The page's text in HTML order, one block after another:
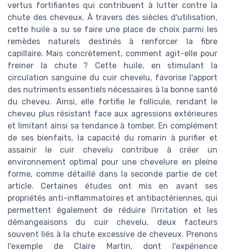
vertus fortifiantes qui contribuent à lutter contre la
chute des cheveux. À travers des siècles d'utilisation,
cette huile a su se faire une place de choix parmi les
remèdes naturels destinés à renforcer la fibre
capillaire. Mais concrètement, comment agit-elle pour
freiner la chute ? Cette huile, en stimulant la
circulation sanguine du cuir chevelu, favorise l'apport
des nutriments essentiels nécessaires à la bonne santé
du cheveu. Ainsi, elle fortifie le follicule, rendant le
cheveu plus résistant face aux agressions extérieures
et limitant ainsi sa tendance à tomber. En complément
de ses bienfaits, la capacité du romarin à purifier et
assainir le cuir chevelu contribue à créer un
environnement optimal pour une chevelure en pleine
forme, comme détaillé dans la seconde partie de cet
article. Certaines études ont mis en avant ses
propriétés anti-inflammatoires et antibactériennes, qui
permettent également de réduire l'irritation et les
démangeaisons du cuir chevelu, deux facteurs
souvent liés à la chute excessive de cheveux. Prenons
l'exemple de Claire Martin, dont l'expérience